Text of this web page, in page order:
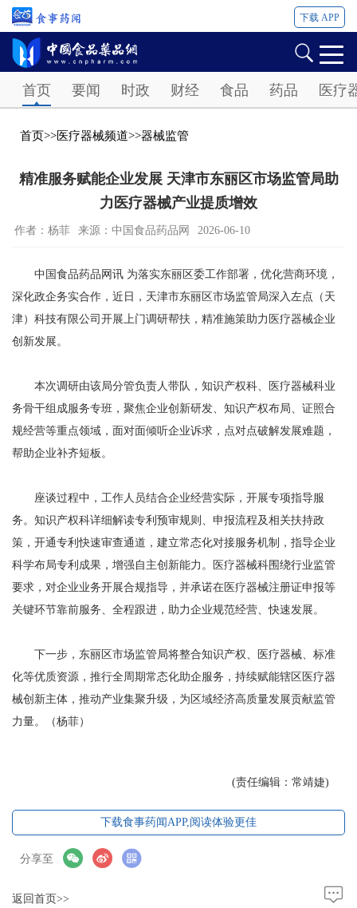
下载 APP
首页 要闻 时政 财经 食品 药品 医疗
首页>>医疗器械频道>>器械监管
精准服务赋能企业发展 天津市东丽区市场监管局助
力医疗器械产业提质增效
作者：杨菲 来源：中国食品药品网 2026-06-10
中国食品药品网讯 为落实东丽区委工作部署，优化营商环境，
深化政企务实合作，近日，天津市东丽区市场监管局深入左点（天
津）科技有限公司开展上门调研帮扶，精准施策助力医疗器械企业
创新发展。
本次调研由该局分管负责人带队，知识产权科、医疗器械科业
务骨干组成服务专班，聚焦企业创新研发、知识产权布局、证照合
规经营等重点领域，面对面倾听企业诉求，点对点破解发展难题，
帮助企业补齐短板。
座谈过程中，工作人员结合企业经营实际，开展专项指导服
务。知识产权科详细解读专利预审规则、申报流程及相关扶持政
策，开通专利快速审查通道，建立常态化对接服务机制，指导企业
科学布局专利成果，增强自主创新能力。医疗器械科围绕行业监管
要求，对企业业务开展合规指导，并承诺在医疗器械注册证申报等
关键环节靠前服务、全程跟进，助力企业规范经营、快速发展。
下一步，东丽区市场监管局将整合知识产权、医疗器械、标准
化等优质资源，推行全周期常态化助企服务，持续赋能辖区医疗器
械创新主体，推动产业集聚升级，为区域经济高质量发展贡献监管
力量。（杨菲）
(责任编辑：常靖婕)
下载食事药闻APP,阅读体验更佳
分享至
返回首页>>